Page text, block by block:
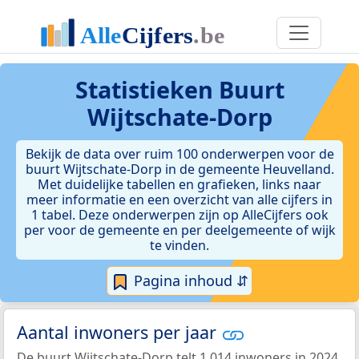
Statistieken Buurt
Wijtschate-Dorp
Bekijk de data over ruim 100 onderwerpen voor de
buurt Wijtschate-Dorp in de gemeente Heuvelland.
Met duidelijke tabellen en grafieken, links naar
meer informatie en een overzicht van alle cijfers in
1 tabel. Deze onderwerpen zijn op AlleCijfers ook
per voor de gemeente en per deelgemeente of wijk
te vinden.
Pagina inhoud ⇵
Aantal inwoners per jaar